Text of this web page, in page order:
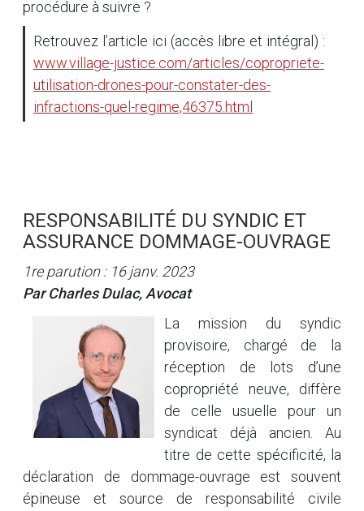
procédure à suivre ?
Retrouvez l’article ici (accès libre et intégral) :
www.village-justice.com/articles/copropriete-
utilisation-drones-pour-constater-des-
infractions-quel-regime,46375.html
RESPONSABILITÉ DU SYNDIC ET
ASSURANCE DOMMAGE-OUVRAGE
1re parution : 16 janv. 2023
Par Charles Dulac, Avocat
La mission du syndic
provisoire, chargé de la
réception de lots d’une
copropriété neuve, diffère
de celle usuelle pour un
syndicat déjà ancien. Au
titre de cette spécificité, la
déclaration de dommage-ouvrage est souvent
épineuse et source de responsabilité civile